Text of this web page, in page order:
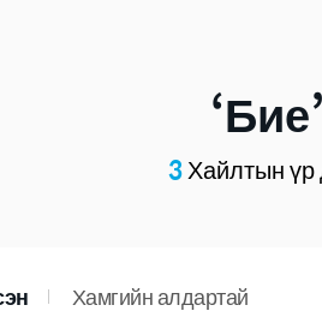
Бие
3Хайлтын үр
Хамгийн алдартай